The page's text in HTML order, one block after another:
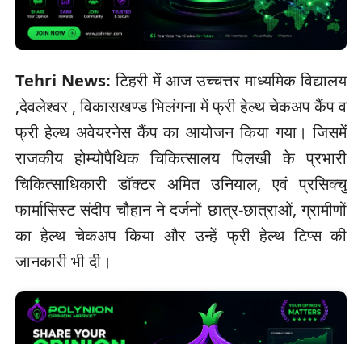
Tehri News: टिहरी में आज उच्चत्तर माध्यमिक विद्यालय
,देवलेश्वर , विकासखण्ड भिलंगना में फ्री हेल्थ चेकअप कैंप व
फ्री हेल्थ अवेयरनेस कैंप का आयोजन किया गया। जिसमें
राजकीय होम्योपैथिक चिकित्सालय पिलखी के प्रभारी
चिकित्साधिकारी डॉक्टर अमित उनियाल, एवं प्रसिक्चु
फार्मासिस्ट संदीप चौहान ने दर्जनों छात्र-छात्राओं, ग्रामीणों
का हेल्थ चेकअप किया और उन्हें फ्री हेल्थ टिप्स की
जानकारी भी दी।